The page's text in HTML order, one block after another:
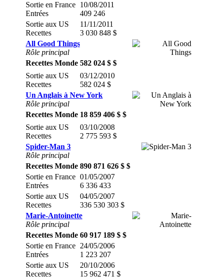
Sortie en France
Entrées
10/08/2011
409 246
Sortie aux US
Recettes
11/11/2011
3 030 848 $
All Good Things
Rôle principal
Recettes Monde 582 024 $ $
Sortie aux US
Recettes
03/12/2010
582 024 $
Un Anglais à New York
Rôle principal
Recettes Monde 18 859 406 $ $
Sortie aux US
Recettes
03/10/2008
2 775 593 $
Spider-Man 3
Rôle principal
Recettes Monde 890 871 626 $ $
Sortie en France
Entrées
01/05/2007
6 336 433
Sortie aux US
Recettes
04/05/2007
336 530 303 $
Marie-Antoinette
Rôle principal
Recettes Monde 60 917 189 $ $
Sortie en France
Entrées
24/05/2006
1 223 207
Sortie aux US
Recettes
20/10/2006
15 962 471 $